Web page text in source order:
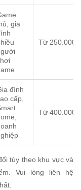
gia
Từ 250.000
đình
cấp,
Từ 400.000
tùy theo khu vực và
Vui lòng liên hệ